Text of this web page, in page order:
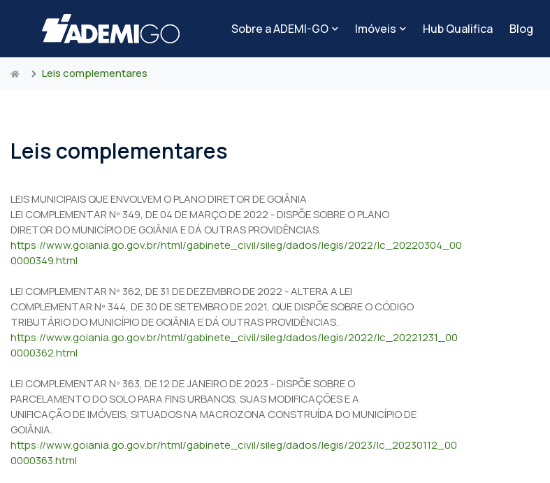
Sobre a ADEMI-GO Imóveis Hub Qualifica Blog
Leis complementares
Leis complementares
LEIS MUNICIPAIS QUE ENVOLVEM O PLANO DIRETOR DE GOIÂNIA
LEI COMPLEMENTAR Nº 349, DE 04 DE MARÇO DE 2022 - DISPÕE SOBRE O PLANO
DIRETOR DO MUNICÍPIO DE GOIÂNIA E DÁ OUTRAS PROVIDÊNCIAS.
https://www.goiania.go.gov.br/html/gabinete_civil/sileg/dados/legis/2022/lc_20220304_00
0000349.html
LEI COMPLEMENTAR Nº 362, DE 31 DE DEZEMBRO DE 2022 - ALTERA A LEI
COMPLEMENTAR Nº 344, DE 30 DE SETEMBRO DE 2021, QUE DISPÕE SOBRE O CÓDIGO
TRIBUTÁRIO DO MUNICÍPIO DE GOIÂNIA E DÁ OUTRAS PROVIDÊNCIAS.
https://www.goiania.go.gov.br/html/gabinete_civil/sileg/dados/legis/2022/lc_20221231_00
0000362.html
LEI COMPLEMENTAR Nº 363, DE 12 DE JANEIRO DE 2023 - DISPÕE SOBRE O
PARCELAMENTO DO SOLO PARA FINS URBANOS, SUAS MODIFICAÇÕES E A
UNIFICAÇÃO DE IMÓVEIS, SITUADOS NA MACROZONA CONSTRUÍDA DO MUNICÍPIO DE
GOIÂNIA.
https://www.goiania.go.gov.br/html/gabinete_civil/sileg/dados/legis/2023/lc_20230112_00
0000363.html